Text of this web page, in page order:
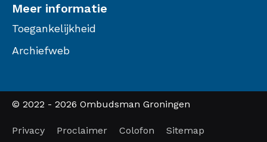
Meer informatie
Toegankelijkheid
Archiefweb
© 2022 - 2026 Ombudsman Groningen
Privacy Proclaimer Colofon Sitemap